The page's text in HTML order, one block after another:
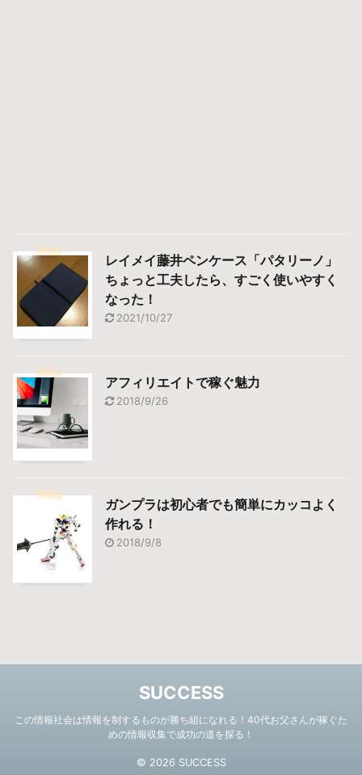
レイメイ藤井ペンケース「パタリーノ」
ちょっと工夫したら、すごく使いやすく
なった！
2021/10/27
アフィリエイトで稼ぐ魅力
2018/9/26
ガンプラは初心者でも簡単にカッコよく
作れる！
2018/9/8
SUCCESS
この情報社会は情報を制するものが勝ち組になれる！40代お父さんが稼ぐた
めの情報収集で成功の道を探る！
© 2026 SUCCESS